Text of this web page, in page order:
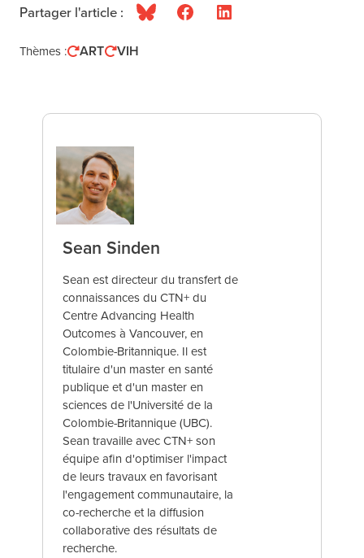
Partager l'article : BlueskyFacebookLinkedIn
Thèmes :
ART VIH
Sean Sinden
Sean est directeur du transfert de
connaissances du CTN+ du
Centre Advancing Health
Outcomes à Vancouver, en
Colombie-Britannique. Il est
titulaire d'un master en santé
publique et d'un master en
sciences de l'Université de la
Colombie-Britannique (UBC).
Sean travaille avec CTN+ son
équipe afin d'optimiser l'impact
de leurs travaux en favorisant
l'engagement communautaire, la
co-recherche et la diffusion
collaborative des résultats de
recherche.